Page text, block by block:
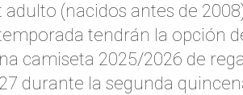
adulto (nacidos antes de
tendrán la opción
camiseta 2025/2026 de
durante la segunda